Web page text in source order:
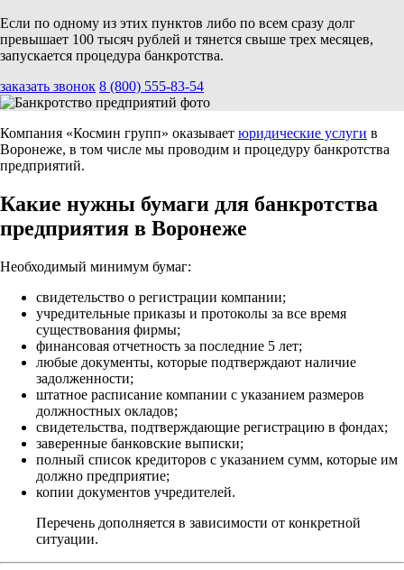
Если по одному из этих пунктов либо по всем сразу долг
превышает 100 тысяч рублей и тянется свыше трех месяцев,
запускается процедура банкротства.
заказать звонок 8 (800) 555-83-54
Компания «Космин групп» оказывает юридические услуги в
Воронеже, в том числе мы проводим и процедуру банкротства
предприятий.
Какие нужны бумаги для банкротства
предприятия в Воронеже
Необходимый минимум бумаг:
свидетельство о регистрации компании;
учредительные приказы и протоколы за все время
существования фирмы;
финансовая отчетность за последние 5 лет;
любые документы, которые подтверждают наличие
задолженности;
штатное расписание компании с указанием размеров
должностных окладов;
свидетельства, подтверждающие регистрацию в фондах;
заверенные банковские выписки;
полный список кредиторов с указанием сумм, которые им
должно предприятие;
копии документов учредителей.
Перечень дополняется в зависимости от конкретной
ситуации.